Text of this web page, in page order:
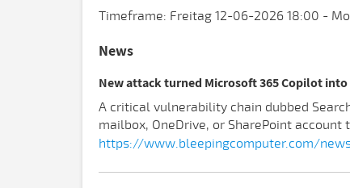
Timeframe: Freitag 12-06-2026 18:00 -
News
New attack turned Microsoft 365 Copilot
A critical vulnerability chain dubbed
mailbox, OneDrive, or SharePoint
https://www.bleepingcomputer.com/